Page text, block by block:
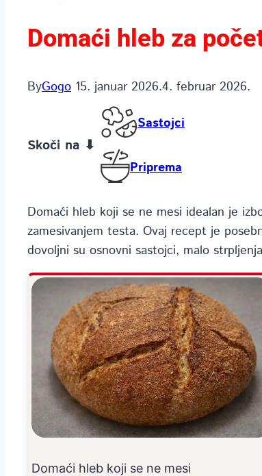
Domaći hleb za
ByGogo 15. januar 2026.4. februar 2026.
Skoči na ⬇
Sastojci
Priprema
Domaći hleb koji se ne mesi idealan je
zamesivanjem testa. Ovaj recept je
dovoljni su osnovni sastojci, malo
Domaći hleb koji se ne mesi